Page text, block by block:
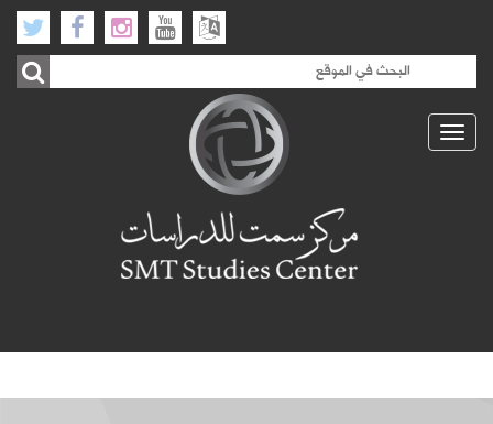
Toggle
navigation